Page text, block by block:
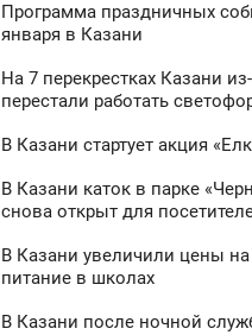
Программа праздничных
января в Казани
На 7 перекрестках Казани
перестали работать
В Казани стартует акция
В Казани каток в парке
снова открыт для
В Казани увеличили цены на
питание в школах
В Казани после ночной